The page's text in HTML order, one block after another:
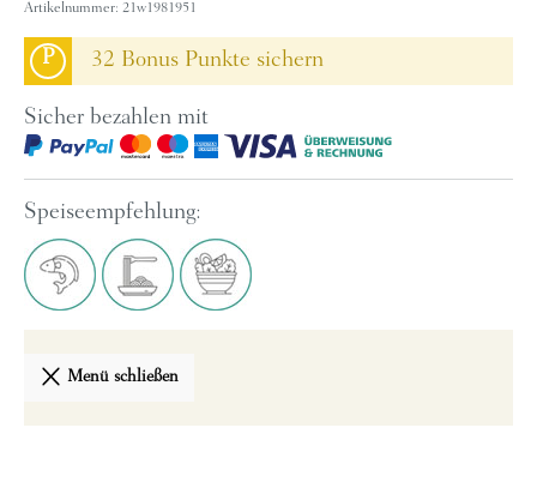
Artikelnummer: 21w1981951
P 32 Bonus Punkte sichern
Sicher bezahlen mit
Speiseempfehlung:
Menü schließen